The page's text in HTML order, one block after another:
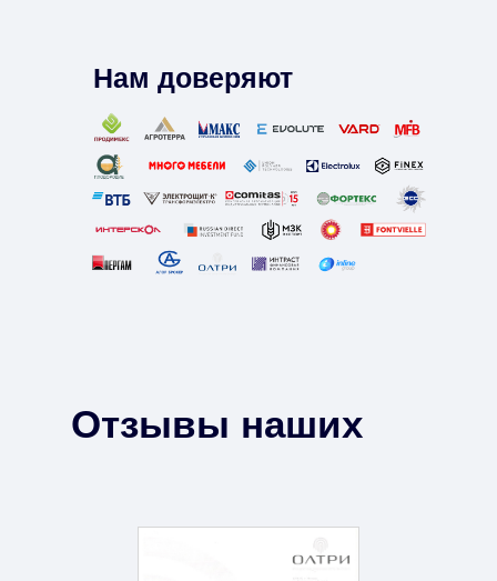
Нам доверяют
Отзывы наших